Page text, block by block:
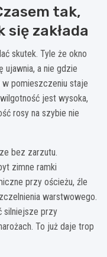
tak,
zakłada
skutek. Tyle że okno
a nie gdzie
pomieszczeniu staje
jest wysoka,
rosy na szybie nie
bez zarzutu.
zimne ramki
przy ościeżu, źle
warstwowego.
silniejsze przy
To już daje trop